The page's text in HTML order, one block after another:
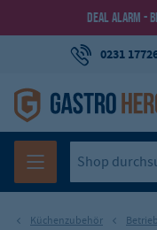
DEAL ALARM -
0231
Küchenzubehör